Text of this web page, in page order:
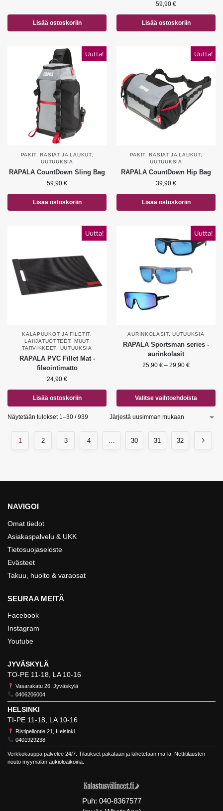
Lisää ostoskoriin
59,90 €
Lisää ostoskoriin
Uutta!
PAKIT, RASIAT JA LAUKUT,
UUTUUKSIA
RAPALA CountDown Sling Bag
59,90 €
Lisää ostoskoriin
Uutta!
PAKIT, RASIAT JA LAUKUT,
UUTUUKSIA
RAPALA CountDown Hip Bag
39,90 €
Lisää ostoskoriin
Uutta!
KALAPUUKOT JA FILETIT
LAHJATUOTTEET, MUUT
TARVIKKEET
UUTUUKSIA
RAPALA PVC Fillet Mat -
fileointimatto
24,90 €
Lisää ostoskoriin
Uutta!
AURINKOLASIT,UUTUUKSIA
RAPALA Sportsman series -
aurinkolasit
25,90 € – 29,90 €
Valitse vaihtoehdoista
Näytetään tulokset 1–30 / 939
1 2 3 4 … 30 31 32
NAVIGOI
Omat tiedot
Asiakaspalvelu & UKK
Tietosuojaseloste
Evästeet
Takuu, huolto & varaosat
SEURAA MEITÄ
Facebook
Instagram
Youtube
JYVÄSKYLÄ
TO-PE 11-18, LA 10-16
Vasarakatu 26, Jyväskylä
0406206004
HELSINKI
TI-PE 11-18, LA 10-16
Ristipellontie 21, Helsinki
0401929238
Verkkokauppa palvelee 24/7. Tilaukset pakataan ja lähetetään ma-la. Nettitilausten
nouto myymälän aukioloaikoina.
Puh: 040-8367577